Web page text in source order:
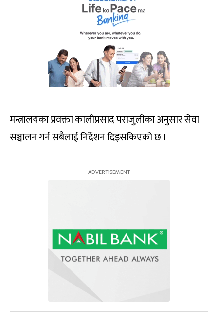
मन्त्रालयका प्रवक्ता कालीप्रसाद पराजुलीका अनुसार सेवा
सञ्चालन गर्न सबैलाई निर्देशन दिइसकिएको छ ।